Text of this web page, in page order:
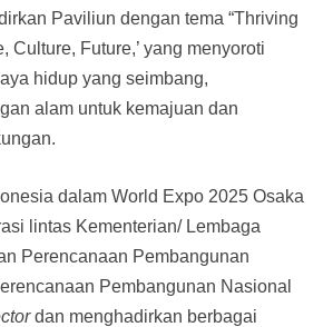
Paviliun dengan tema “Thriving
Culture, Future,’ yang menyoroti
hidup yang seimbang,
alam untuk kemajuan dan
dalam World Expo 2025 Osaka
lintas Kementerian/ Lembaga
Perencanaan Pembangunan
Pembangunan Nasional
dan menghadirkan berbagai